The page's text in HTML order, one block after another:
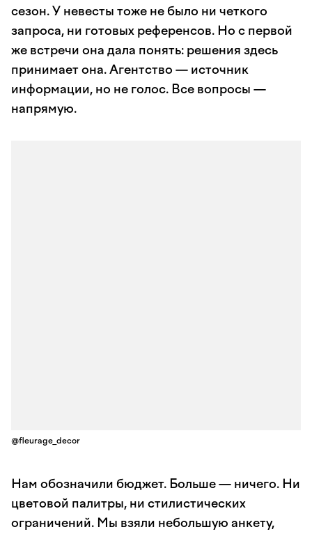
сезон. У невесты тоже не было ни четкого
запроса, ни готовых референсов. Но с первой
же встречи она дала понять: решения здесь
принимает она. Агентство — источник
информации, но не голос. Все вопросы —
напрямую.
@fleurage_decor
Нам обозначили бюджет. Больше — ничего. Ни
цветовой палитры, ни стилистических
ограничений. Мы взяли небольшую анкету,